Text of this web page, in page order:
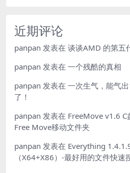
近期评论
panpan 发表在 谈谈AMD 的第五
panpan 发表在 一个残酷的真相
panpan 发表在 一次生气，能气
了！
panpan 发表在 FreeMove v1.6
Free Move移动文件夹
panpan 发表在 Everything
（X64+X86）-最好用的文件快速